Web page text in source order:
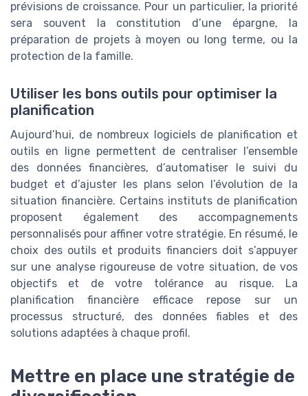
prévisions de croissance. Pour un particulier, la priorité
sera souvent la constitution d’une épargne, la
préparation de projets à moyen ou long terme, ou la
protection de la famille.
Utiliser les bons outils pour optimiser la
planification
Aujourd’hui, de nombreux logiciels de planification et
outils en ligne permettent de centraliser l’ensemble
des données financières, d’automatiser le suivi du
budget et d’ajuster les plans selon l’évolution de la
situation financière. Certains instituts de planification
proposent également des accompagnements
personnalisés pour affiner votre stratégie. En résumé, le
choix des outils et produits financiers doit s’appuyer
sur une analyse rigoureuse de votre situation, de vos
objectifs et de votre tolérance au risque. La
planification financière efficace repose sur un
processus structuré, des données fiables et des
solutions adaptées à chaque profil.
Mettre en place une stratégie de